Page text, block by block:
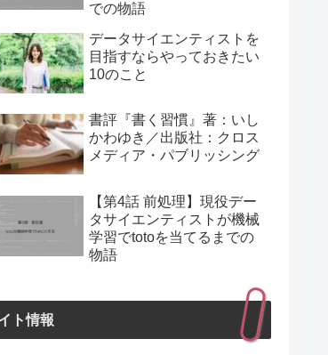
での物語
データサイエンティストを
目指すならやっておきたい
10のこと
書評『書く習慣』著：いし
かわゆき／出版社：クロス
メディア・パブリッシング
【第4話 前処理】現役デー
タサイエンティストが機械
学習でtotoを当てるまでの
物語
ト情報